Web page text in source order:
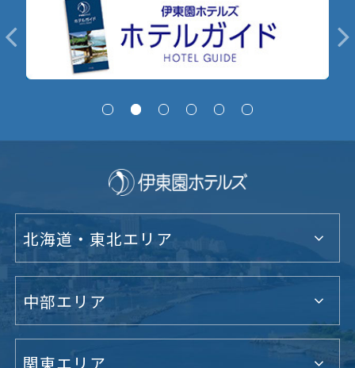
北海道・東北エリア
中部エリア
関東エリア